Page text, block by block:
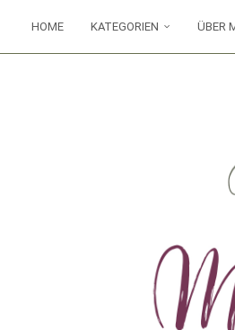
HOME KATEGORIEN ÜBER